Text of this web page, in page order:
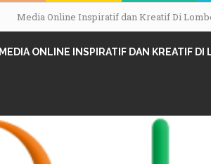
Media Online Inspiratif dan Kreatif Di
MEDIA ONLINE INSPIRATIF DAN KREATIF DI